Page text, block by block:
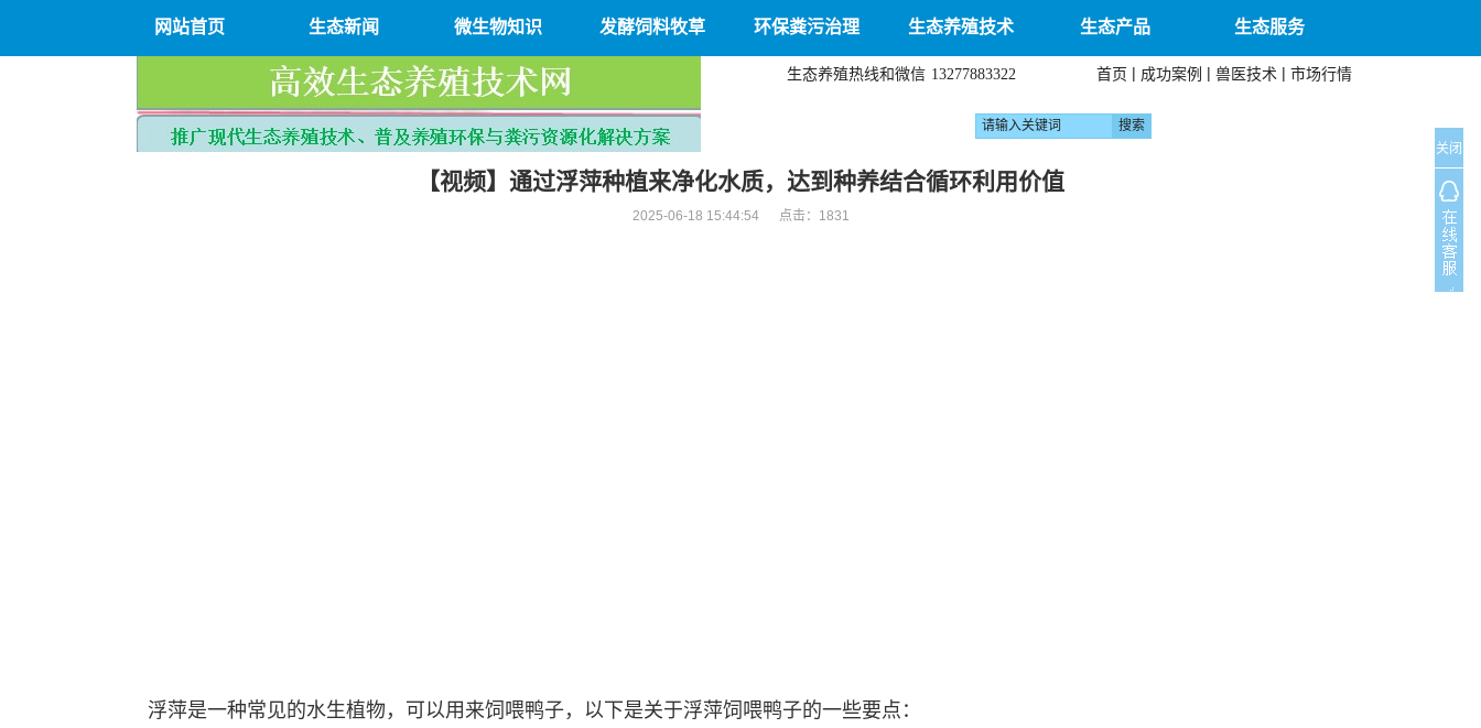
网站首页 生态新闻 微生物知识 发酵饲料牧草 环保粪污治理 生态养殖技术 生态产品 生态服务
首页 | 成功案例 | 兽医技术 | 市场行情
生态养殖热线和微信 13277883322
【视频】通过浮萍种植来净化水质，达到种养结合循环利用价值
2025-06-18 15:44:54 点击： 1831
浮萍是一种常见的水生植物，可以用来饲喂鸭子，以下是关于浮萍饲喂鸭子的一些要点：
关闭